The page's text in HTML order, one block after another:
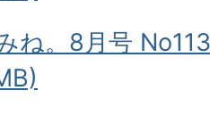
ね。8月号